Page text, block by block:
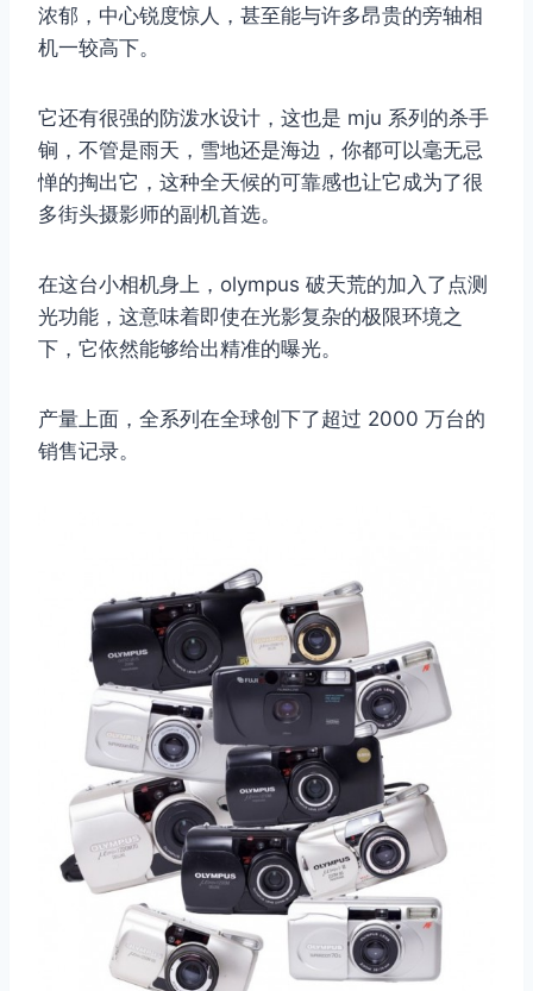
浓郁，中心锐度惊人，甚至能与许多昂贵的旁轴相
机一较高下。
它还有很强的防泼水设计，这也是 mju 系列的杀手
锏，不管是雨天，雪地还是海边，你都可以毫无忌
惮的掏出它，这种全天候的可靠感也让它成为了很
多街头摄影师的副机首选。
在这台小相机身上，olympus 破天荒的加入了点测
光功能，这意味着即使在光影复杂的极限环境之
下，它依然能够给出精准的曝光。
产量上面，全系列在全球创下了超过 2000 万台的
销售记录。